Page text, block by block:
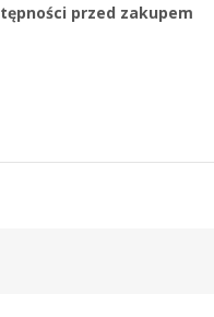
przed zakupem